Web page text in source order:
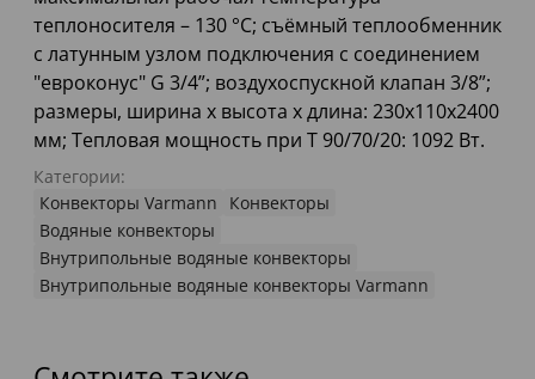
теплоносителя – 130 °С; съёмный теплообменник
с латунным узлом подключения с соединением
"евроконус" G 3/4”; воздухоспускной клапан 3/8”;
размеры, ширина х высота х длина: 230х110х2400
мм; Тепловая мощность при Т 90/70/20: 1092 Вт.
Категории:
Конвекторы Varmann
Конвекторы
Водяные конвекторы
Внутрипольные водяные конвекторы
Внутрипольные водяные конвекторы Varmann